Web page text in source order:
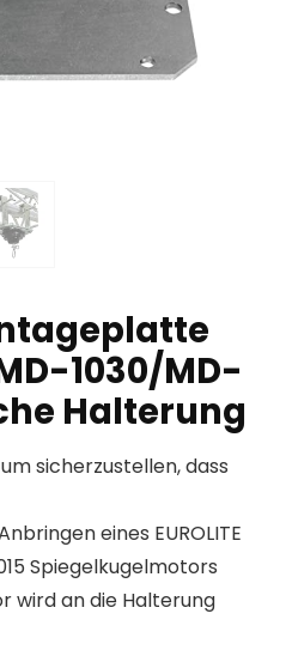
1030/MD-
Halterung
sicherzustellen, dass
eines EUROLITE
Spiegelkugelmotors
wird an die Halterung